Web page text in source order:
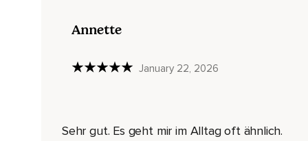
Dass ich da on point bin,
Dass ich da ganz ich selbst bin und ich strahle und scheine.
Es ist erstens eine Ausnahme,
Annette
January 22, 2026
Sehr gut. Es geht mir im Alltag oft ähnlich.